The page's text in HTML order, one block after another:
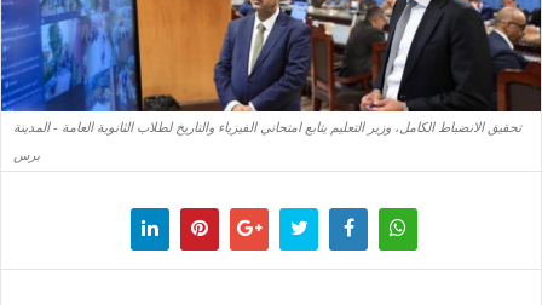
تحقيق الانضباط الكامل، وزير التعليم يتابع امتحاني الفيزياء والتاريخ لطلاب الثانوية العامة - المدينة
برس